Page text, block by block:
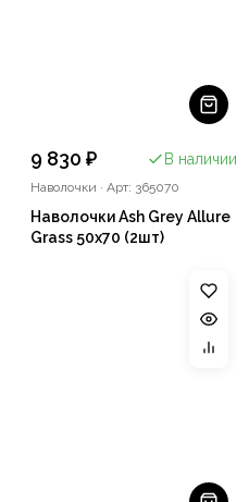
9 830 ₽ В наличии
Наволочки · Арт: 365070
Наволочки Ash Grey Allure
Grass 50х70 (2шт)